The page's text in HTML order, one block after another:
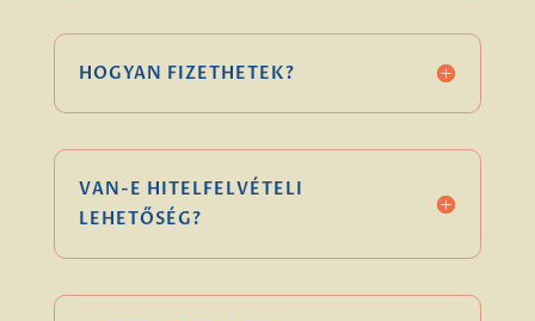
HOGYAN FIZETHETEK?
VAN-E HITELFELVÉTELI
LEHETŐSÉG?